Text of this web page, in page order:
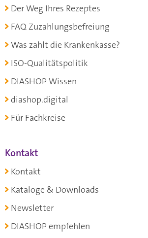
Der Weg Ihres Rezeptes
FAQ Zuzahlungsbefreiung
Was zahlt die Krankenkasse?
ISO-Qualitätspolitik
DIASHOP Wissen
diashop.digital
Für Fachkreise
Kontakt
Kontakt
Kataloge & Downloads
Newsletter
DIASHOP empfehlen